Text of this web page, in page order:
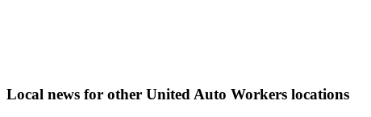
Local news for other United Auto Workers locations